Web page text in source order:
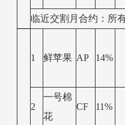
临近交割月合约：所
1 鲜苹果 AP 14%
2
一号棉
花
CF 11%